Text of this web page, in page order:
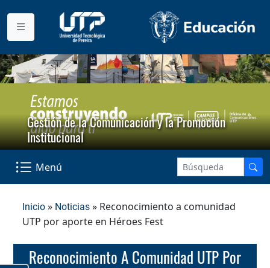
Gestión de la Comunicación y la Promoción
Institucional
Menú
Inicio » Noticias » Reconocimiento a comunidad
UTP por aporte en Héroes Fest
Reconocimiento A Comunidad UTP Por